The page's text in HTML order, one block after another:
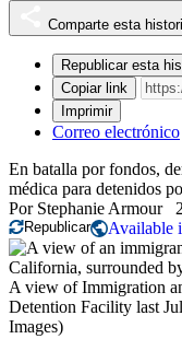
Comparte esta
Republicar esta
Copiar link
Imprimir
Correo electrónico
En batalla por fondos,
médica para detenidos
Por Stephanie Armour
Republicar Available
A view of Immigration
Detention Facility last
Images)